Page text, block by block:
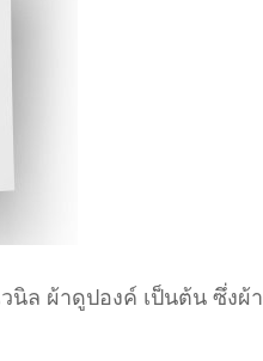
นิล ผ้าดูปองค์ เป็นต้น ซึ่งผ้า